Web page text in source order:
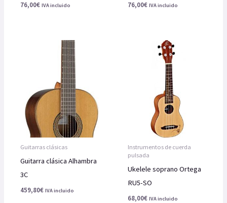
76,00€ IVA incluido 76,00€ IVA incluido
Guitarras clásicas
Guitarra clásica Alhambra
3C
459,80€ IVA incluido
Instrumentos de cuerda
pulsada
Ukelele soprano Ortega
RU5-SO
68,00€ IVA incluido